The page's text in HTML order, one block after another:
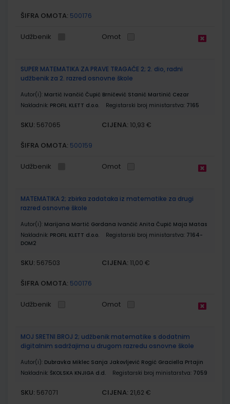
ŠIFRA OMOTA: 500176
Udžbenik Omot
SUPER MATEMATIKA ZA PRAVE TRAGAČE 2; 2. dio, radni
udžbenik za 2. razred osnovne škole
Autor(i): Martić Ivančić Čupić Brničević Stanić Martinić Cezar
Nakladnik: PROFIL KLETT d.o.o. Registarski broj ministarstva: 7165
SKU: 567065 CIJENA: 10,93 €
ŠIFRA OMOTA: 500159
Udžbenik Omot
MATEMATIKA 2; zbirka zadataka iz matematike za drugi
razred osnovne škole
Autor(i): Marijana Martić Gordana Ivančić Anita Čupić Maja Matas
Nakladnik: PROFIL KLETT d.o.o. Registarski broj ministarstva: 7164-
DOM2
SKU: 567503 CIJENA: 11,00 €
ŠIFRA OMOTA: 500176
Udžbenik Omot
MOJ SRETNI BROJ 2; udžbenik matematike s dodatnim
digitalnim sadržajima u drugom razredu osnovne škole
Autor(i): Dubravka Miklec Sanja Jakovljević Rogić Graciella Prtajin
Nakladnik: ŠKOLSKA KNJIGA d.d. Registarski broj ministarstva: 7059
SKU: 567071 CIJENA: 21,62 €